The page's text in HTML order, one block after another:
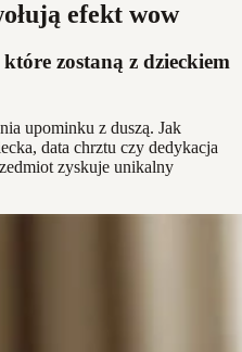
efekt wow
zostaną z dzieckiem
upominku z duszą. Jak
data chrztu czy dedykacja
zyskuje unikalny